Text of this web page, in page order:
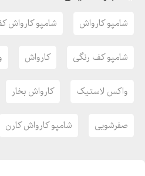
شامپو کارواش شامپو کارواش
شامپو کف رنگی کارواش
واکس لاستیک کارواش بخار
صفرشویی شامپو کارواش کارن